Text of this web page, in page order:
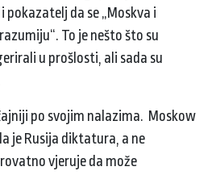
pokazatelj da se „Moskva i
To je nešto što su
u prošlosti, ali sada su
po svojim nalazima. Moskow
je Rusija diktatura, a ne
vjeruje da može